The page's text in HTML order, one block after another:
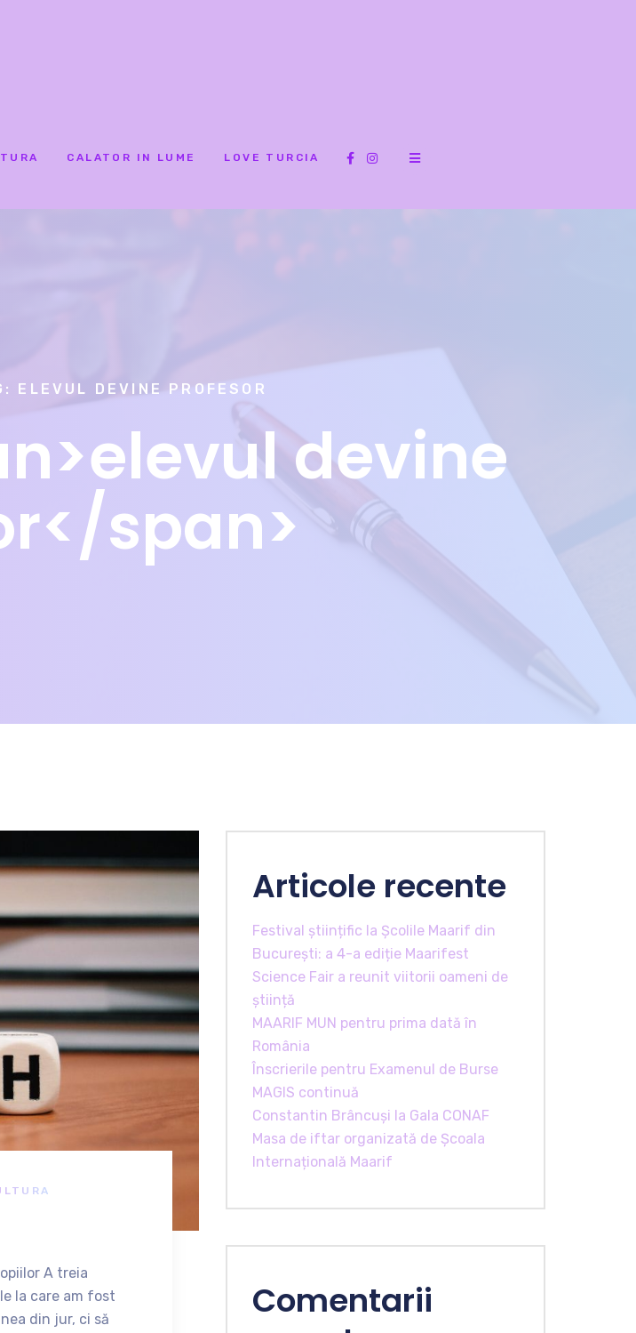
CALATOR IN LUME LOVE TURCIA
ELEVUL DEVINE PROFESOR
devine
span>
A treia
la care am fost
din jur, ci să
Articole recente
Festival științific la Școlile Maarif din
București: a 4-a ediție Maarifest
Science Fair a reunit viitorii oameni de
știință
MAARIF MUN pentru prima dată în
România
Înscrierile pentru Examenul de Burse
MAGIS continuă
Constantin Brâncuși la Gala CONAF
Masa de iftar organizată de Școala
Internațională Maarif
Comentarii